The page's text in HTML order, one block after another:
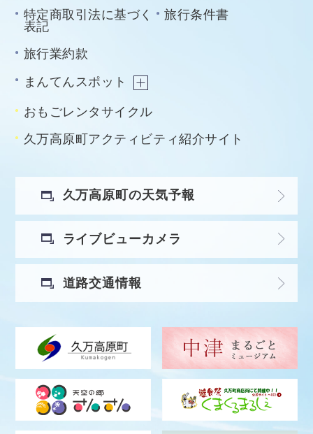
特定商取引法に基づく
表記
旅行条件書
旅行業約款
まんてんスポット
おもごレンタサイクル
久万高原町アクティビティ紹介サイト
久万高原町の天気予報
ライブビューカメラ
道路交通情報